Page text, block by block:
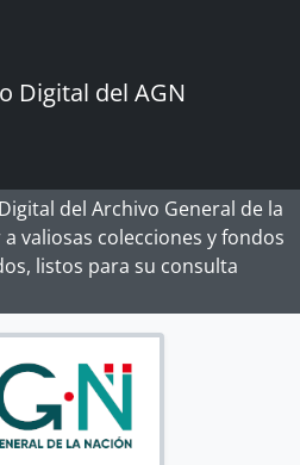
Digital del AGN
del Archivo General de la
valiosas colecciones y fondos
listos para su consulta